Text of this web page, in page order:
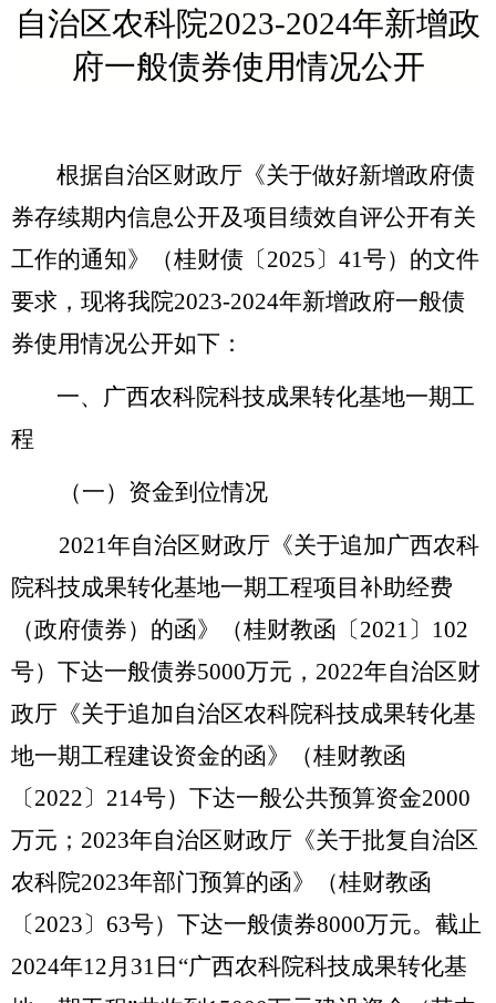
自治区农科院2023-2024年新增政
府一般债券使用情况公开
根据自治区财政厅《关于做好新增政府债
券存续期内信息公开及项目绩效自评公开有关
工作的通知》（桂财债〔2025〕 41号）的文件
要求，现将我院2023-2024年新增政府一般债
券使用情况公开如下：
一、 广西农科院科技成果转化基地一期工
程
（一） 资金到位情况
2021年自治区财政厅《关于追加广西农科
院科技成果转化基地一期工程项目补助经费
（政府债券）的函》（桂财教函 〔2021〕 102
号）下达一般债券5000万元 ， 2022年自治区财
政厅 《关于追加自治区农科院科技成果转化基
地一期工程建设资金的函》 （桂财教函
〔2022〕 214号）下达一般公共预算资金2000
万元 ； 2023年自治区财政厅 《关于批复自治区
农科院2023年部门预算的函》 （桂财教函
〔2023〕 63号） 下达一般债券8000万元。 截止
2024年12月31日 “广西农科院科技成果转化基